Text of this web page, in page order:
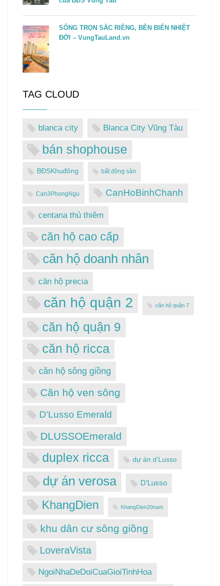
SỐNG TRỌN SẮC RIÊNG, BÊN BIỂN NHIỆT
ĐỚI – VungTauLand.vn
TAG CLOUD
blanca city Blanca City Vũng Tàu
bán shophouse
BĐSKhuđông bất động sản
Can3PhongNgu CanHoBinhChanh
centana thủ thiêm
căn hộ cao cấp
căn hộ doanh nhân
căn hộ precia
căn hộ quận 2 căn hộ quận 7
căn hộ quận 9
căn hộ ricca
căn hộ sông giồng
Căn hộ ven sông
D'Lusso Emerald
DLUSSOEmerald
duplex ricca dự án d’Lusso
dự án verosa D’Lusso
KhangDien KhangDien20nam
khu dân cư sông giồng
LoveraVista
NgoiNhaDeDoiCuaGioiTinhHoa